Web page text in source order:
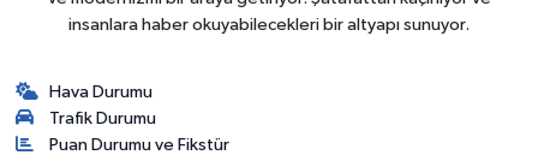
insanlara haber okuyabilecekleri bir altyapı sunuyor.
Hava Durumu
Trafik Durumu
Puan Durumu ve Fikstür